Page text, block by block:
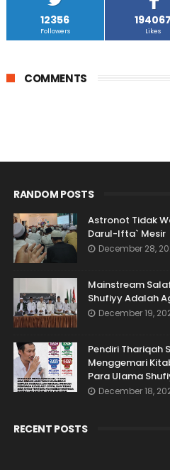
12356
Followers
194067
Likes
COMMENTS
RANDOM POSTS
Astronot Tidak
Darul-Ifta` Mesir
December 28,
Mainstream
Shufiyy Adalah
December 19,
Pendiri Thariqah
Menggemari
Para Ulama
December 18,
RECENT POSTS